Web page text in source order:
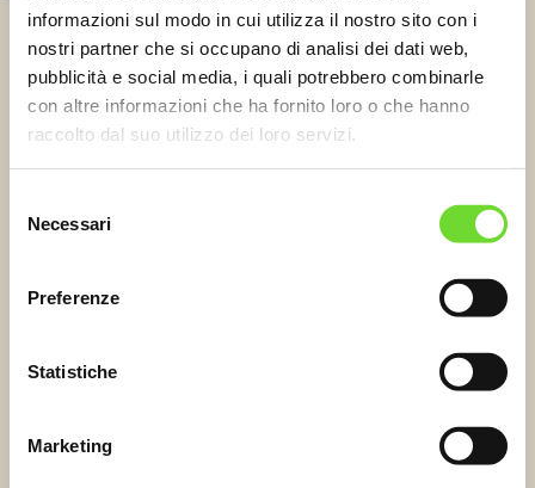
informazioni sul modo in cui utilizza il nostro sito con i
nostri partner che si occupano di analisi dei dati web,
pubblicità e social media, i quali potrebbero combinarle
con altre informazioni che ha fornito loro o che hanno
raccolto dal suo utilizzo dei loro servizi.
delNecessari
Preferenze
Statistiche
Marketing